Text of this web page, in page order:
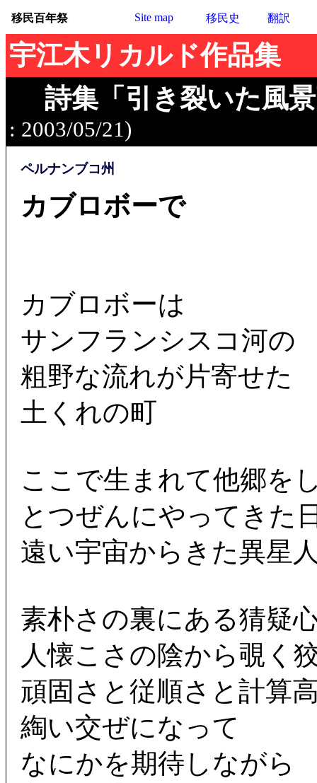
移民百年祭 Site map 移民史 翻訳
宇江木リカルド作品集
詩集「引き裂いた風
: 2003/05/21)
ペルナンブコ州
カブロボーで
カブロボーは
サンフランシスコ河の
粗野な流れが片寄せた
土くれの町
ここで生まれて他郷を
とつぜんにやってきた
遠い宇宙からきた異星
素朴さの裏にある猜疑
人懐こさの陰から覗く
頑固さと従順さと計算
綯い交ぜになって
なにかを期待しながら